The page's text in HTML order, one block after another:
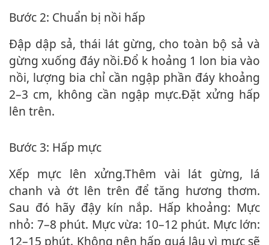
Bước 2: Chuẩn bị nồi hấp
Đập dập sả, thái lát gừng, cho toàn bộ sả và
gừng xuống đáy nồi.Đổ k hoảng 1 lon bia vào
nồi, lượng bia chỉ cần ngập phần đáy khoảng
2–3 cm, không cần ngập mực.Đặt xửng hấp
lên trên.
Bước 3: Hấp mực
Xếp mực lên xửng.Thêm vài lát gừng, lá
chanh và ớt lên trên để tăng hương thơm.
Sau đó hãy đậy kín nắp. Hấp khoảng: Mực
nhỏ: 7–8 phút. Mực vừa: 10–12 phút. Mực lớn:
12–15 phút. Không nên hấp quá lâu vì mực sẽ